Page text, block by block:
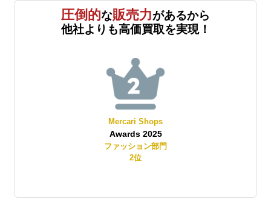
圧倒的な販売力があるから
他社よりも高価買取を実現！
Mercari Shops
Awards 2025
ファッション部門
2位